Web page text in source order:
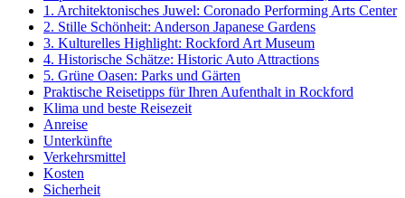
1. Architektonisches Juwel: Coronado Performing Arts Center
2. Stille Schönheit: Anderson Japanese Gardens
3. Kulturelles Highlight: Rockford Art Museum
4. Historische Schätze: Historic Auto Attractions
5. Grüne Oasen: Parks und Gärten
Praktische Reisetipps für Ihren Aufenthalt in Rockford
Klima und beste Reisezeit
Anreise
Unterkünfte
Verkehrsmittel
Kosten
Sicherheit